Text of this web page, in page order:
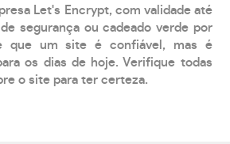
Let's Encrypt, com validade até
segurança ou cadeado verde por
que um site é confiável, mas é
os dias de hoje. Verifique todas
o site para ter certeza.